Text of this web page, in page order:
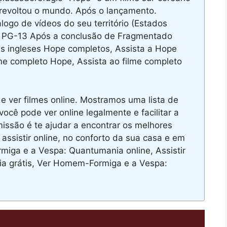
o mundo. Após o lançamento.
de vídeos do seu território (Estados
13 Após a conclusão de Fragmentado
ingleses Hope completos, Assista a Hope
completo Hope, Assista ao filme completo
ver filmes online. Mostramos uma lista de
pode ver online legalmente e facilitar a
é te ajudar a encontrar os melhores
online, no conforto da sua casa e em
e a Vespa: Quantumania online, Assistir
grátis, Ver Homem-Formiga e a Vespa: